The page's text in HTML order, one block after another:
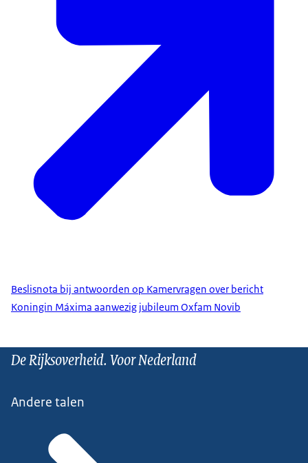
Beslisnota bij antwoorden op Kamervragen over bericht
Koningin Máxima aanwezig jubileum Oxfam Novib
De Rijksoverheid. Voor Nederland
Andere talen